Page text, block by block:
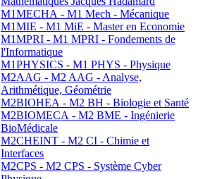
M1MECHA - M1 Mech - Mécanique
M1MIE - M1 MiE - Master en Economie
M1MPRI - M1 MPRI - Fondements de
l'Informatique
M1PHYSICS - M1 PHYS - Physique
M2AAG - M2 AAG - Analyse,
Arithmétique, Géométrie
M2BIOHEA - M2 BH - Biologie et Santé
M2BIOMECA - M2 BME - Ingénierie
BioMédicale
M2CHEINT - M2 CI - Chimie et
Interfaces
M2CPS - M2 CPS - Système Cyber